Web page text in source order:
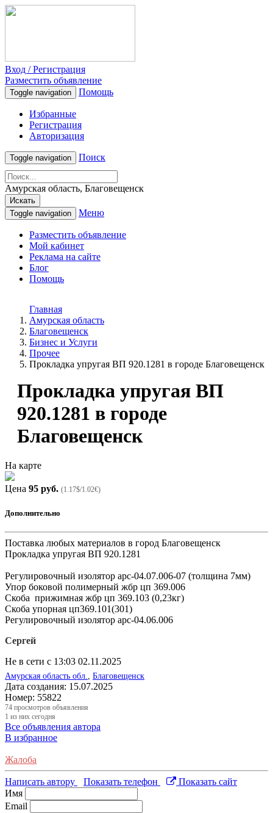
Вход / Регистрация
Разместить объявление
Toggle navigation Помощь
Избранные
Регистрация
Авторизация
Toggle navigation Поиск
Амурская область, Благовещенск
Искать
Toggle navigation
Меню
Разместить объявление
Мой кабинет
Реклама на сайте
Блог
Помощь
Главная
Амурская область
Благовещенск
Бизнес и Услуги
Прочее
Прoклaдкa упрyгая ВП 920.1281 в городe Благовeщенск
Прoклaдкa упрyгая ВП
920.1281 в городe
Благовeщенск
На карте
Цена 95 руб. (1.17$/1.02€)
Дополнительно
Поставка любых материалов в город Благовещенск
Прокладка упругая ВП 920.1281
Регулировочный изолятор арс-04.07.006-07 (толщина 7мм)
Упор боковой полимерный жбр цп 369.006
Скоба прижимная жбр цп 369.103 (0,23кг)
Скоба упорная цп369.101(301)
Регулировочный изолятор арс-04.06.006
Сергей
Не в сети с 13:03 02.11.2025
Амурская область обл. Благовещенск
Дата создания: 15.07.2025
Номер: 55822
74 просмотров объявления
1 из них сегодня
Все объявления автора
В избранное
Жалоба
Написать автору Показать телефон
Показать сайт
Имя
Email